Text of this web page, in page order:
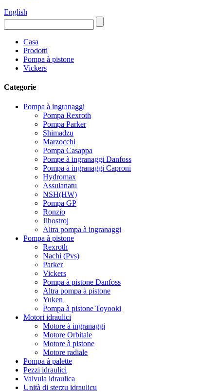
English
Casa
Prodotti
Pompa à pistone
Vickers
Categorie
Pompa à ingranaggi
Pompa Rexroth
Pompa Parker
Shimadzu
Marzocchi
Pompa Casappa
Pompe à ingranaggi Danfoss
Pompa à ingranaggi Caproni
Hydromax
Assulanatu
NSH(HW)
Pompa GP
Ronzio
Jihostroj
Altra pompa à ingranaggi
Pompa à pistone
Rexroth
Nachi (Pvs)
Parker
Vickers
Pompa à pistone Danfoss
Altra pompa à pistone
Yuken
Pompa à pistone Toyooki
Motori idraulici
Motore à ingranaggi
Motore Orbitale
Motore à pistone
Motore radiale
Pompa à palette
Pezzi idraulici
Valvula idraulica
Unità di sterzu idraulicu